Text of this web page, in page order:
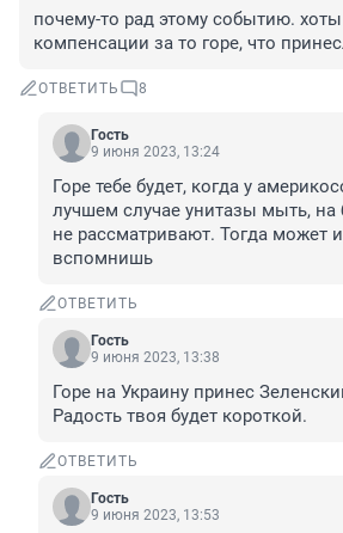
почему-то рад этому событию.
компенсации за то горе, что
ОТВЕТИТЬ 8
Гость
9 июня 2023, 13:24
Горе тебе будет, когда у
лучшем случае унитазы мыть,
не рассматривают. Тогда может
вспомнишь
ОТВЕТИТЬ
Гость
9 июня 2023, 13:38
Горе на Украину принес
Радость твоя будет короткой.
ОТВЕТИТЬ
Гость
9 июня 2023, 13:53